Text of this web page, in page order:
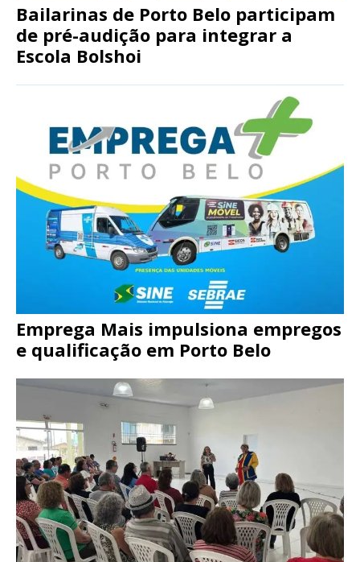
Bailarinas de Porto Belo participam
de pré-audição para integrar a
Escola Bolshoi
Emprega Mais impulsiona empregos
e qualificação em Porto Belo